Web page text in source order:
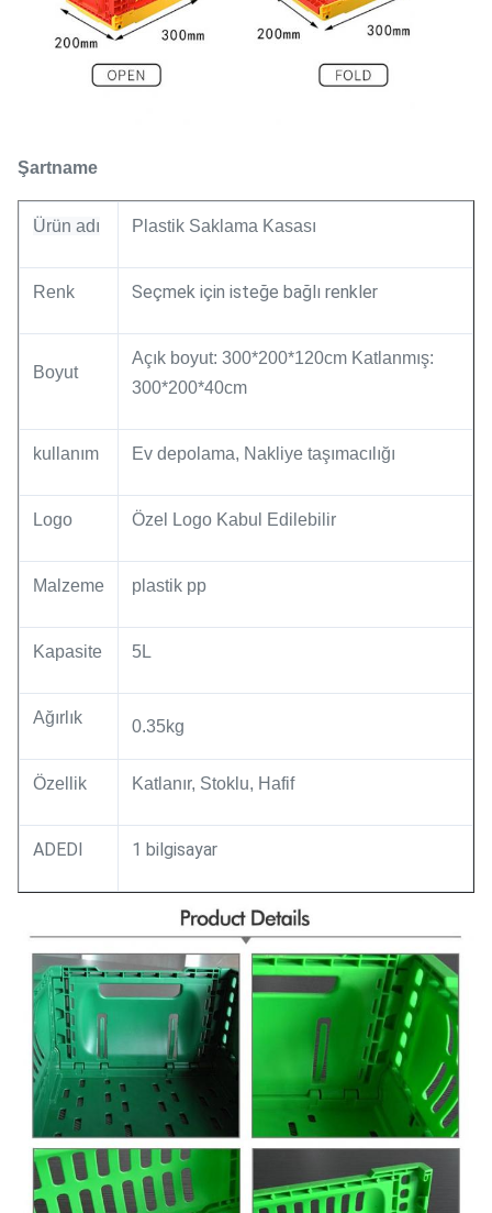
Şartname
Ürün adı Plastik Saklama Kasası
Renk Seçmek için isteğe bağlı renkler
Boyut
Açık boyut: 300*200*120cm Katlanmış:
300*200*40cm
kullanım Ev depolama, Nakliye taşımacılığı
Logo Özel Logo Kabul Edilebilir
Malzeme plastik pp
Kapasite 5L
Ağırlık 0.35kg
Özellik Katlanır, Stoklu, Hafif
ADEDI 1 bilgisayar